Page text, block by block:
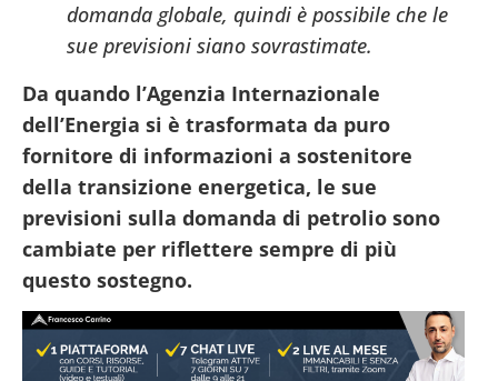
domanda globale, quindi è possibile che le
sue previsioni siano sovrastimate.
Da quando l’Agenzia Internazionale
dell’Energia si è trasformata da puro
fornitore di informazioni a sostenitore
della transizione energetica, le sue
previsioni sulla domanda di petrolio sono
cambiate per riflettere sempre di più
questo sostegno.